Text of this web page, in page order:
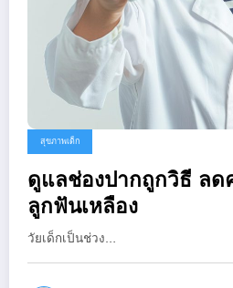
สุขภาพเด็ก
ดูแลช่องปากถูกวิธี ลด
ลูกฟันเหลือง
วัยเด็กเป็นช่วง…